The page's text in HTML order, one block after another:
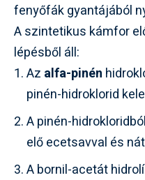
fenyőfák gyantájából
A szintetikus kámfor
lépésből áll:
Az alfa-pinén
pinén-hidroklorid
A pinén-
elő ecetsavval és
A bornil-acetát